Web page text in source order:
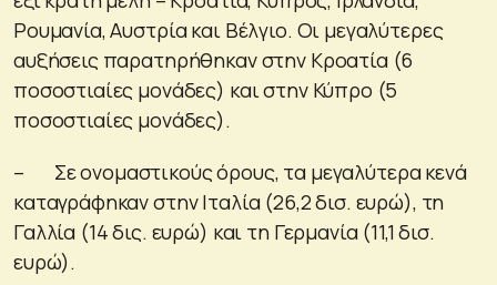
Ρουμανία, Αυστρία και Βέλγιο. Οι μεγαλύτερες
αυξήσεις παρατηρήθηκαν στην Κροατία (6
ποσοστιαίες μονάδες) και στην Κύπρο (5
ποσοστιαίες μονάδες).
– Σε ονομαστικούς όρους, τα μεγαλύτερα κενά
καταγράφηκαν στην Ιταλία (26,2 δισ. ευρώ), τη
Γαλλία (14 δις. ευρώ) και τη Γερμανία (11,1 δισ.
ευρώ).